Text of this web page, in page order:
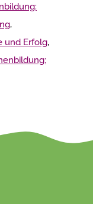
,
und Erfolg,